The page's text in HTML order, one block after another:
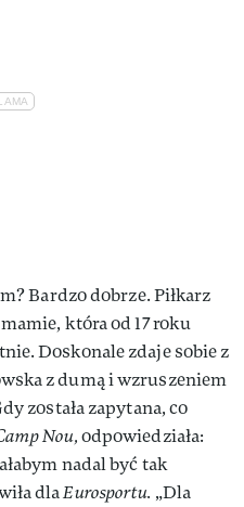
Bardzo dobrze. Piłkarz
która od 17 roku
Doskonale zdaje sobie z
z dumą i wzruszeniem
została zapytana, co
Nou,odpowiedziała:
nadal być tak
dlaEurosportu. „Dla